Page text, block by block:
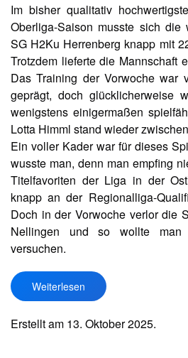
Im bisher qualitativ
Oberliga-Saison musste sich die
SG H2Ku Herrenberg knapp mit
Trotzdem lieferte die Mannschaft
Das Training der Vorwoche war
geprägt, doch glücklicherweise
wenigstens einigermaßen
Lotta Himml stand wieder
Ein voller Kader war für dieses
wusste man, denn man empfing
Titelfavoriten der Liga in der
knapp an der Regionalliga-
Doch in der Vorwoche verlor die
Nellingen und so wollte man
versuchen.
Weiterlesen
Erstellt am 13. Oktober 2025.